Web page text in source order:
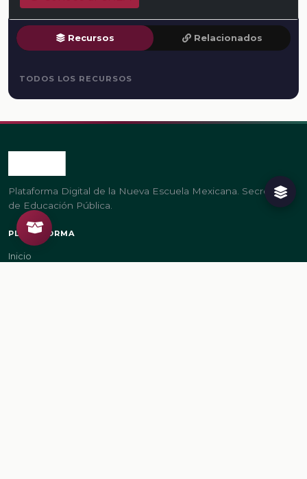
Recursos Relacionados
TODOS LOS RECURSOS
Plataforma Digital de la Nueva Escuela Mexicana. Secretaría
de Educación Pública.
PLATAFORMA
Inicio